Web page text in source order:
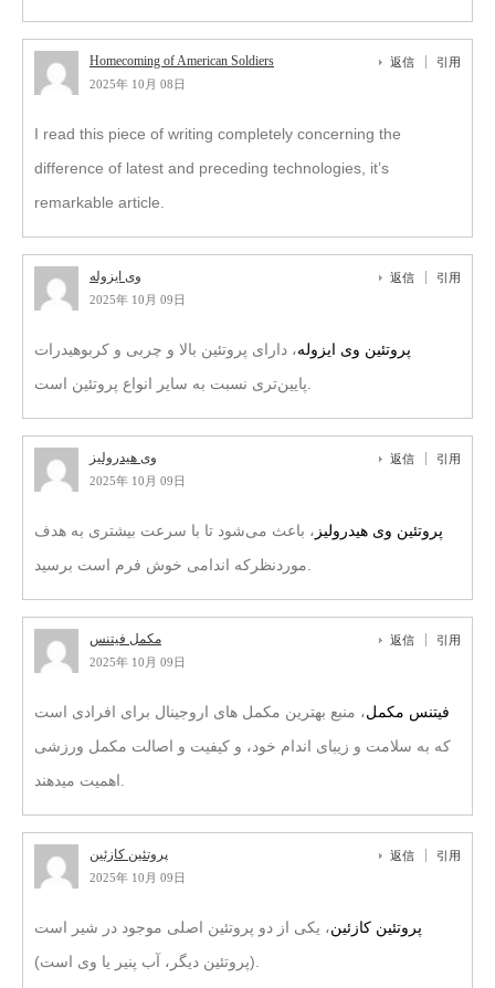
Homecoming of American Soldiers
2025年 10月 08日
返信 引用
I read this piece of writing completely concerning the
difference of latest and preceding technologies, it’s
remarkable article.
وی ایزوله
2025年 10月 09日
返信 引用
پروتئین وی ایزوله، دارای پروتئین بالا و چربی و کربوهیدرات
پایین‌تری نسبت به سایر انواع پروتئین است.
وی هیدرولیز
2025年 10月 09日
返信 引用
پروتئین وی هیدرولیز ، باعث می‌شود تا با سرعت بیشتری به هدف
مورد‌نظرکه اندامی خوش فرم است برسید.
مکمل فیتنس
2025年 10月 09日
返信 引用
فیتنس مکمل، منبع بهترین مکمل های اروجینال برای افرادی است
که به سلامت و زیبای اندام خود، و کیفیت و اصالت مکمل ورزشی
اهمیت میدهند.
پروتئین کازئین
2025年 10月 09日
返信 引用
پروتئین کازئین، یکی از دو پروتئین اصلی موجود در شیر است
(پروتئین دیگر، آب پنیر یا وی است).